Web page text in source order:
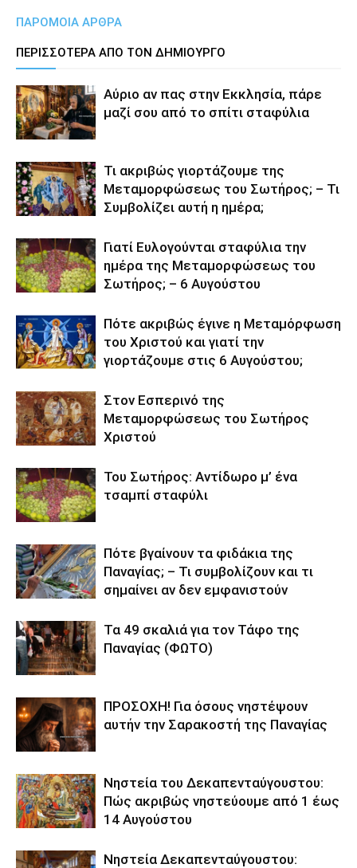
ΠΑΡΟΜΟΙΑ ΑΡΘΡΑ
ΠΕΡΙΣΣΟΤΕΡΑ ΑΠΟ ΤΟΝ ΔΗΜΙΟΥΡΓΟ
Αύριο αν πας στην Εκκλησία, πάρε
μαζί σου από το σπίτι σταφύλια
Τι ακριβώς γιορτάζουμε της
Μεταμορφώσεως του Σωτήρος; – Τι
Συμβολίζει αυτή η ημέρα;
Γιατί Ευλογούνται σταφύλια την
ημέρα της Μεταμορφώσεως του
Σωτήρος; – 6 Αυγούστου
Πότε ακριβώς έγινε η Μεταμόρφωση
του Χριστού και γιατί την
γιορτάζουμε στις 6 Αυγούστου;
Στον Εσπερινό της
Μεταμορφώσεως του Σωτήρος
Χριστού
Του Σωτήρος: Αντίδωρο μ’ ένα
τσαμπί σταφύλι
Πότε βγαίνουν τα φιδάκια της
Παναγίας; – Τι συμβολίζουν και τι
σημαίνει αν δεν εμφανιστούν
Τα 49 σκαλιά για τον Τάφο της
Παναγίας (ΦΩΤΟ)
ΠΡΟΣΟΧΗ! Για όσους νηστέψουν
αυτήν την Σαρακοστή της Παναγίας
Νηστεία του Δεκαπενταύγουστου:
Πώς ακριβώς νηστεύουμε από 1 έως
14 Αυγούστου
Νηστεία Δεκαπενταύγουστου: